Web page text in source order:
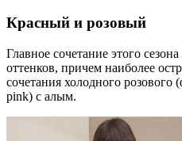
Красный и розовый
Главное сочетание этого
оттенков, причем наиболее
сочетания холодного
pink) с алым.